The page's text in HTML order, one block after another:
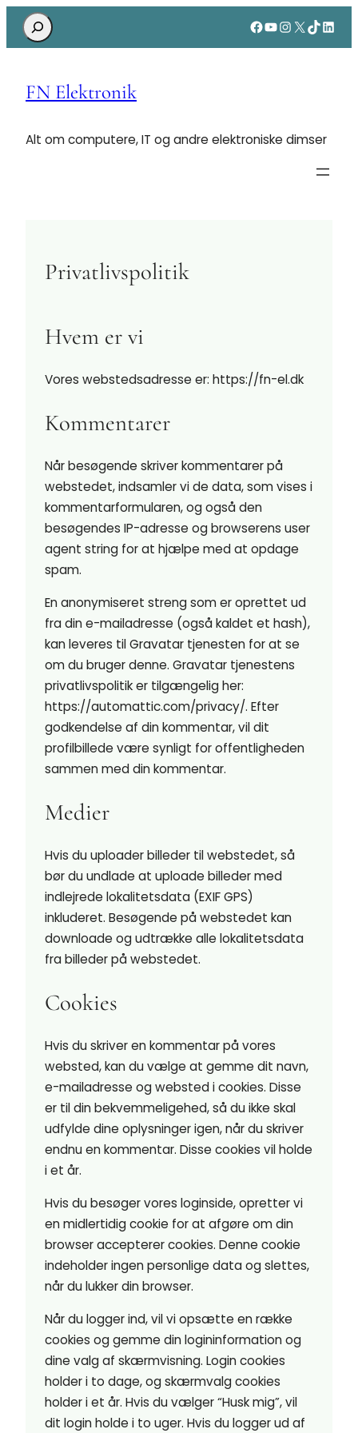
Search Facebook
YouTube
Instagram
X TikTok
FN Elektronik
Alt om computere, IT og andre elektroniske dimser
Privatlivspolitik
Hvem er vi
Vores webstedsadresse er: https://fn-el.dk
Kommentarer
Når besøgende skriver kommentarer på
webstedet, indsamler vi de data, som vises i
kommentarformularen, og også den
besøgendes IP-adresse og browserens user
agent string for at hjælpe med at opdage
spam.
En anonymiseret streng som er oprettet ud
fra din e-mailadresse (også kaldet et hash),
kan leveres til Gravatar tjenesten for at se
om du bruger denne. Gravatar tjenestens
privatlivspolitik er tilgængelig her:
https://automattic.com/privacy/. Efter
godkendelse af din kommentar, vil dit
profilbillede være synligt for offentligheden
sammen med din kommentar.
Medier
Hvis du uploader billeder til webstedet, så
bør du undlade at uploade billeder med
indlejrede lokalitetsdata (EXIF GPS)
inkluderet. Besøgende på webstedet kan
downloade og udtrække alle lokalitetsdata
fra billeder på webstedet.
Cookies
Hvis du skriver en kommentar på vores
websted, kan du vælge at gemme dit navn,
e-mailadresse og websted i cookies. Disse
er til din bekvemmeligehed, så du ikke skal
udfylde dine oplysninger igen, når du skriver
endnu en kommentar. Disse cookies vil holde
i et år.
Hvis du besøger vores loginside, opretter vi
en midlertidig cookie for at afgøre om din
browser accepterer cookies. Denne cookie
indeholder ingen personlige data og slettes,
når du lukker din browser.
Når du logger ind, vil vi opsætte en række
cookies og gemme din logininformation og
dine valg af skærmvisning. Login cookies
holder i to dage, og skærmvalg cookies
holder i et år. Hvis du vælger “Husk mig”, vil
dit login holde i to uger. Hvis du logger ud af